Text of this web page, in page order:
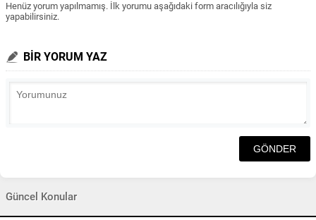
Henüz yorum yapılmamış. İlk yorumu aşağıdaki form aracılığıyla siz
yapabilirsiniz.
BİR YORUM YAZ
Güncel Konular